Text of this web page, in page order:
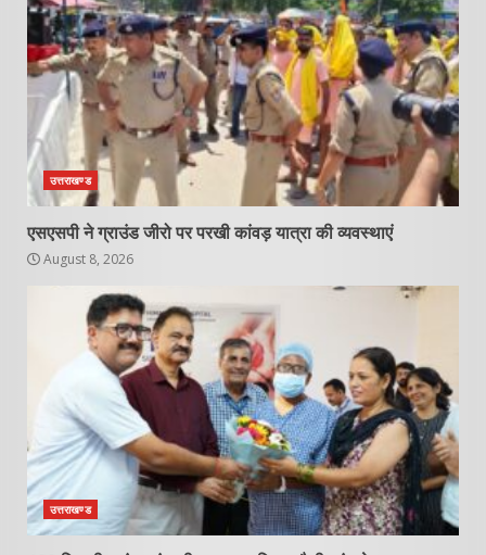
उत्तराखण्ड
एसएसपी ने ग्राउंड जीरो पर परखी कांवड़ यात्रा की व्यवस्थाएं
August 8, 2026
उत्तराखण्ड